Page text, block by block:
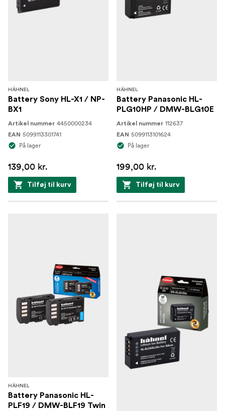
HÄHNEL
Battery Sony HL-X1 / NP-
BX1
Artikel nummer 4450000234
EAN 5099113301741
På lager
139,00 kr.
Tilføj til kurv
HÄHNEL
Battery Panasonic HL-
PLG10HP / DMW-BLG10E
Artikel nummer 112637
EAN 5099113101624
På lager
199,00 kr.
Tilføj til kurv
HÄHNEL
Battery Panasonic HL-
PLF19 / DMW-BLF19 Twin